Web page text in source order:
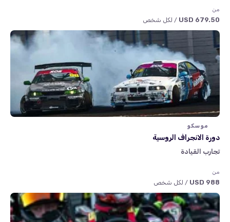
من
679.50 USD / لكل شخص
موسكو
دورة الانجراف الروسية
تجارب القيادة
من
988 USD / لكل شخص